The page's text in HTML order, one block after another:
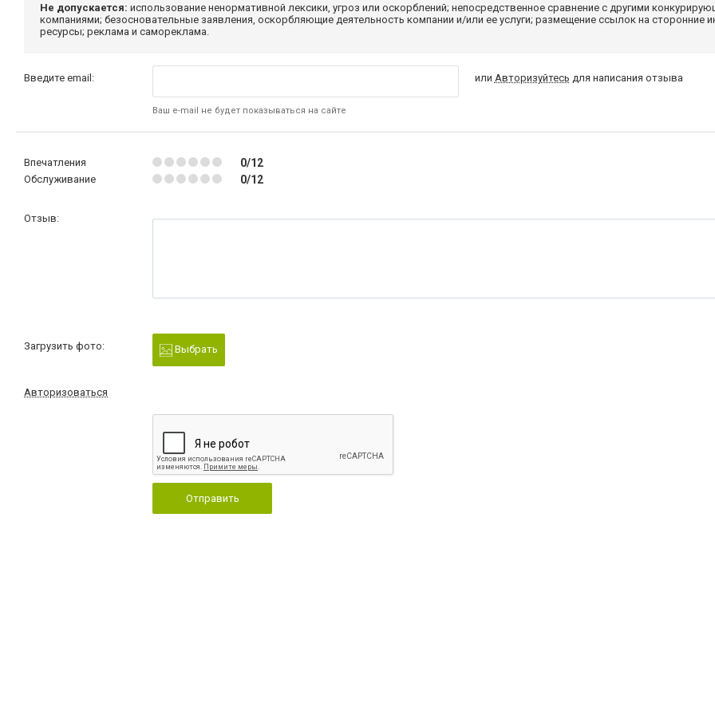
Не допускается: использование ненормативной лексики, угроз или оскорблений; непосредственное сравнение с другими
компаниями; безосновательные заявления, оскорбляющие деятельность компании и/или ее услуги; размещение ссылок на сторонние
ресурсы; реклама и самореклама.
Введите email:
Ваш e-mail не будет показываться на сайте
или Авторизуйтесь для написания отзыва
Впечатления 0/12
Обслуживание 0/12
Отзыв:
Загрузить фото: Выбрать
Авторизоваться
Отправить